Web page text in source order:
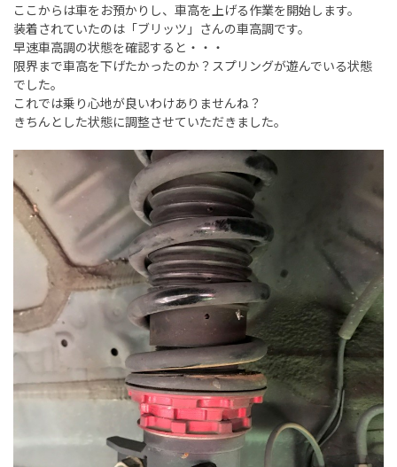
ここからは車をお預かりし、車高を上げる作業を開始します。
装着されていたのは「ブリッツ」さんの車高調です。
早速車高調の状態を確認すると・・・
限界まで車高を下げたかったのか？スプリングが遊んでいる状態
でした。
これでは乗り心地が良いわけありませんね？
きちんとした状態に調整させていただきました。